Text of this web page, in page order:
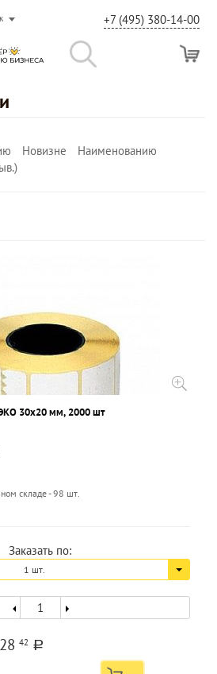
+7 (495) 380-14-00
Новизне
Наименованию
30х20 мм, 2000 шт
складе - 98 шт.
Заказать по:
1 шт.
42 a